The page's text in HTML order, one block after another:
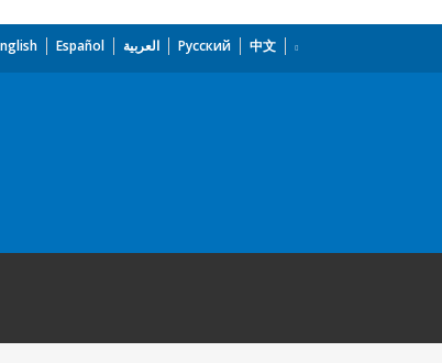
Español العربية Русский 中文